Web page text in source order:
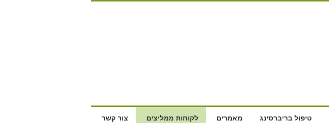
צור קשר לקוחות ממליצים מאמרים טיפול בריברסינג